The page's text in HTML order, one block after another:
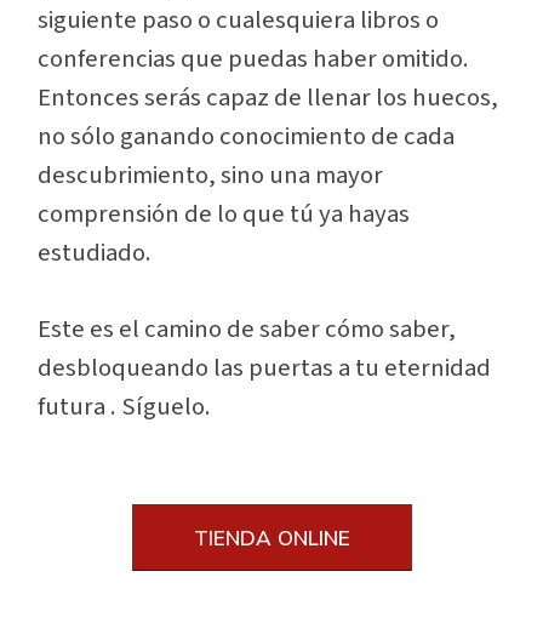
siguiente paso o cualesquiera libros o
conferencias que puedas haber omitido.
Entonces serás capaz de llenar los huecos,
no sólo ganando conocimiento de cada
descubrimiento, sino una mayor
comprensión de lo que tú ya hayas
estudiado.
Este es el camino de saber cómo saber,
desbloqueando las puertas a tu eternidad
futura . Síguelo.
TIENDA ONLINE